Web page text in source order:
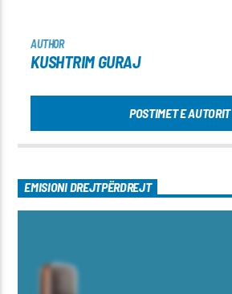
AUTHOR
KUSHTRIM GURAJ
POSTIMET E AUTORIT
EMISIONI DREJTPËRDREJT